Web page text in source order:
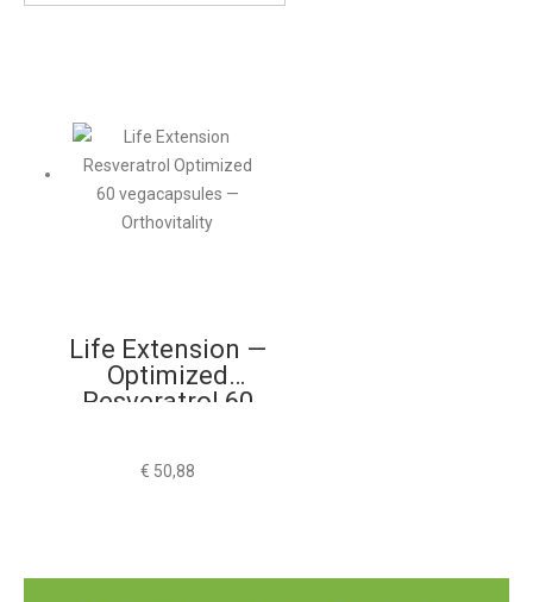
Life Extension —
Optimized
Resveratrol 60
€ 50,88